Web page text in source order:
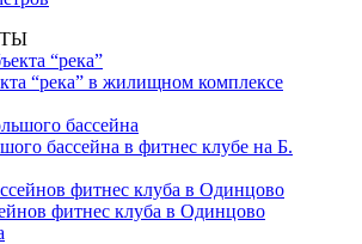
“река” в жилищном комплексе
бассейна в фитнес клубе на Б.
фитнес клуба в Одинцово